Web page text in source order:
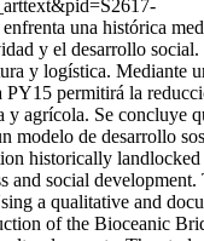
una histórica
y el desarrollo
y logística. Mediante
permitirá la
y agrícola. Se concluye
modelo de desarrollo
historically
and social
a qualitative and
of the Bioceanic